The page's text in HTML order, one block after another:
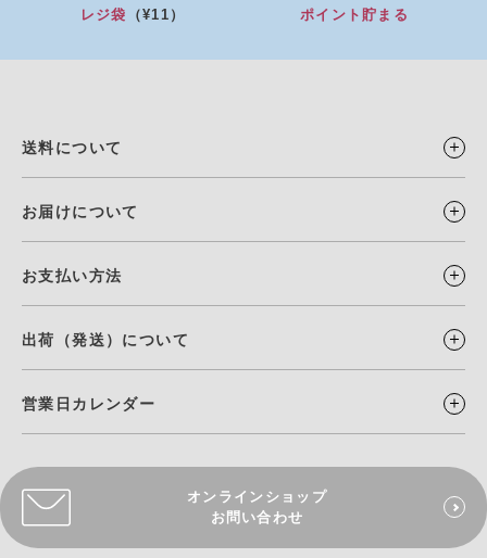
レジ袋
（¥11）
ポイント貯まる
送料について
お届けについて
お支払い方法
出荷（発送）について
営業日カレンダー
オンラインショップ
お問い合わせ